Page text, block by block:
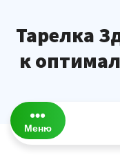
содержимому
Тарелка
к
Меню